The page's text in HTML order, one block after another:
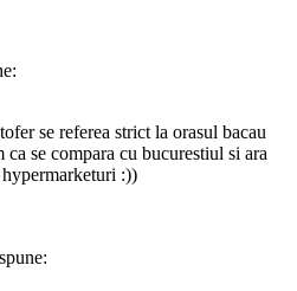
se referea strict la orasul bacau
ca se compara cu bucurestiul si ara
:))
spune: